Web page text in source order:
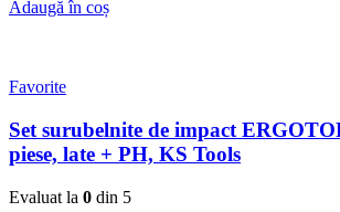
Adaugă în coș
Favorite
Set surubelnite de impact
piese, late + PH, KS Tools
Evaluat la 0 din 5